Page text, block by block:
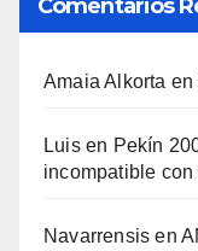
Comentarios
Amaia Alkorta en
Luisen Pekí­n
incompatible
Navarrensis en